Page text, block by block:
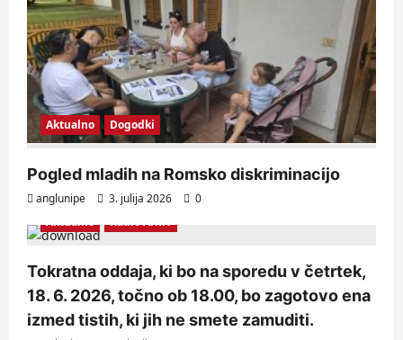
Aktualno Dogodki
Pogled mladih na Romsko diskriminacijo
anglunipe 3. julija 2026
0
Aktualno
Radio Arhiv
Tokratna oddaja, ki bo na sporedu v četrtek,
18. 6. 2026, točno ob 18.00, bo zagotovo ena
izmed tistih, ki jih ne smete zamuditi.